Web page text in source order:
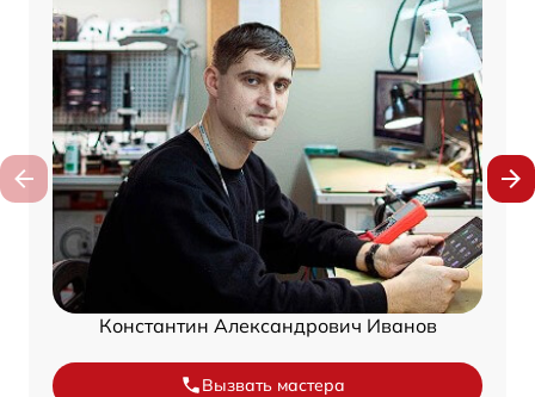
Константин Александрович Иванов
Вызвать мастера